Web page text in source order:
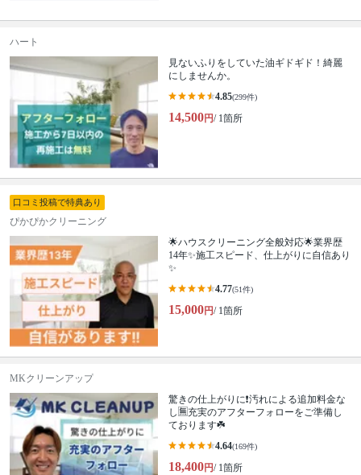
ハート
見ないふりをしていた油ギドギド！綺麗
にしませんか。
4.85(299件)
14,500円/ 1箇所
口コミ投稿で特典あり
ぴかぴかクリーニング
🌟ハウスクリーニング全般対応🌟業界歴
14年✨施工スピード、仕上がりに自信あり
✨
4.77(51件)
15,000円/ 1箇所
MKクリーンアップ
驚きの仕上がりに❗️汚れによる追加料金な
し🈚️充実のアフターフォローをご準備し
ております☘️
4.64(169件)
18,400円/ 1箇所